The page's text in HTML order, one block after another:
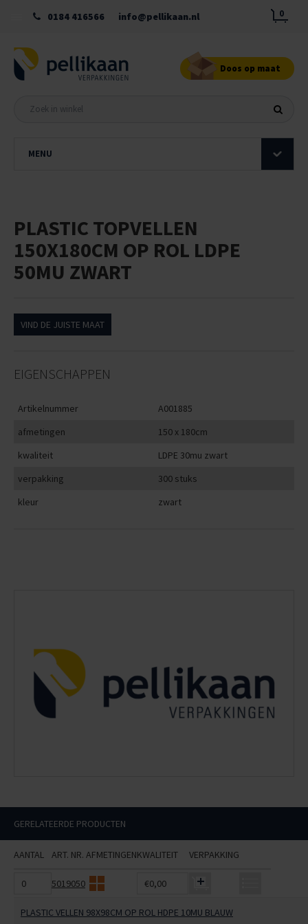
0184 416566 info@pellikaan.nl 0
Doos op maat
MENU
PLASTIC TOPVELLEN
150X180CM OP ROL LDPE
50MU ZWART
VIND DE JUISTE MAAT
EIGENSCHAPPEN
Artikelnummer
A001885
afmetingen
150 x 180cm
kwaliteit
LDPE 30mu zwart
verpakking
300 stuks
kleur
zwart
GERELATEERDE PRODUCTEN
AANTAL ART. NR. AFMETINGENKWALITEIT VERPAKKING
5019050 €0,00
PLASTIC VELLEN 98X98CM OP ROL HDPE 10MU BLAUW